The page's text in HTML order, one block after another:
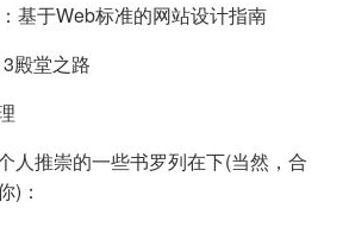
基于Web标准的网站设计指南
殿堂之路
人推崇的一些书罗列在下(当然，合
)：